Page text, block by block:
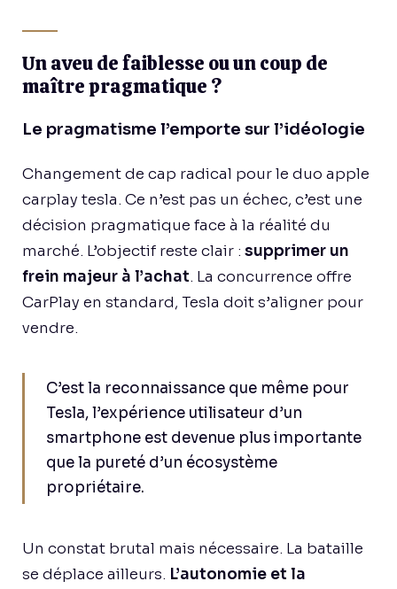
Un aveu de faiblesse ou un coup de
maître pragmatique ?
Le pragmatisme l’emporte sur l’idéologie
Changement de cap radical pour le duo apple
carplay tesla. Ce n’est pas un échec, c’est une
décision pragmatique face à la réalité du
marché. L’objectif reste clair : supprimer un
frein majeur à l’achat. La concurrence offre
CarPlay en standard, Tesla doit s’aligner pour
vendre.
C’est la reconnaissance que même pour
Tesla, l’expérience utilisateur d’un
smartphone est devenue plus importante
que la pureté d’un écosystème
propriétaire.
Un constat brutal mais nécessaire. La bataille
se déplace ailleurs. L’autonomie et la